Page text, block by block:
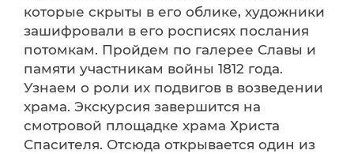
которые скрыты в его облике, художники
зашифровали в его росписях послания
потомкам. Пройдем по галерее Славы и
памяти участникам войны 1812 года.
Узнаем о роли их подвигов в возведении
храма. Экскурсия завершится на
смотровой площадке храма Христа
Спасителя. Отсюда открывается один из